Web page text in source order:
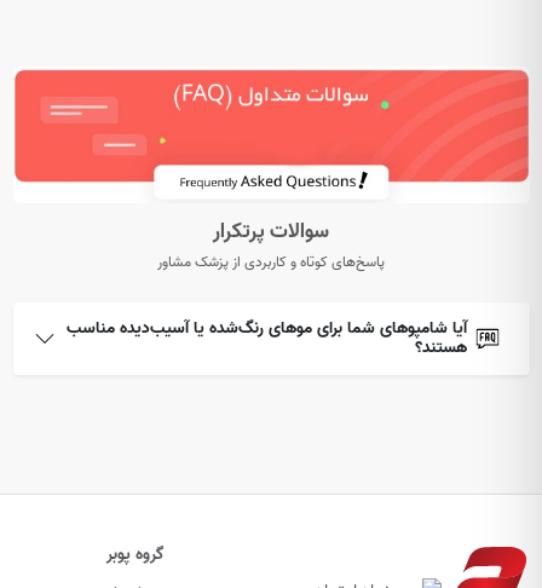
سوالات پرتکرار
پاسخ‌های کوتاه و کاربردی از پزشک مشاور
آیا شامپوهای شما برای موهای رنگ‌شده یا آسیب‌دیده مناسب
هستند؟
گروه پوبر